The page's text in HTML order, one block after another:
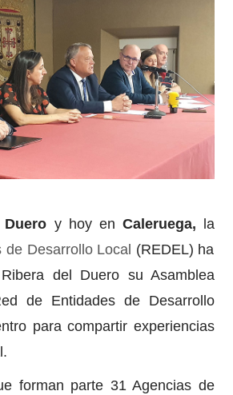
y hoy en Caleruega, la
Desarrollo Local (REDEL) ha
del Duero su Asamblea
de Entidades de Desarrollo
para compartir experiencias
forman parte 31 Agencias de